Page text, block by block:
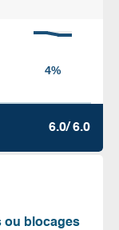
6.0/ 6.0
ou blocages